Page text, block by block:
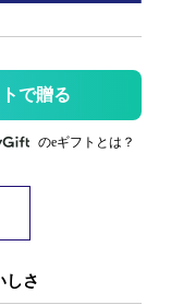
で贈る
のeギフトとは？
しさ